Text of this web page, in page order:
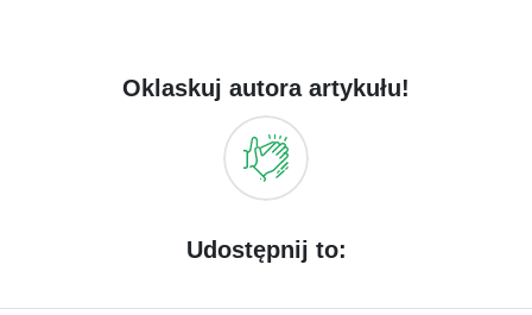
Oklaskuj autora artykułu!
Udostępnij to: